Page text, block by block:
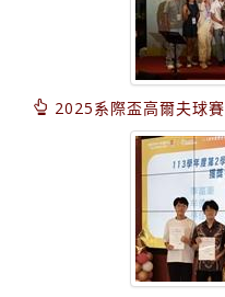
2025系際盃高爾夫球賽